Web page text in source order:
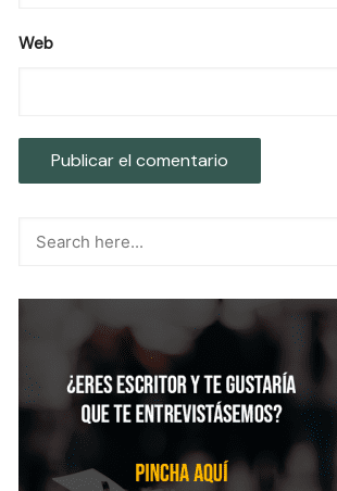
Web